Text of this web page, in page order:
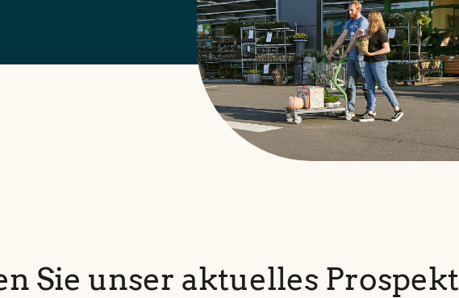
Sie unser aktuelles Prospekt